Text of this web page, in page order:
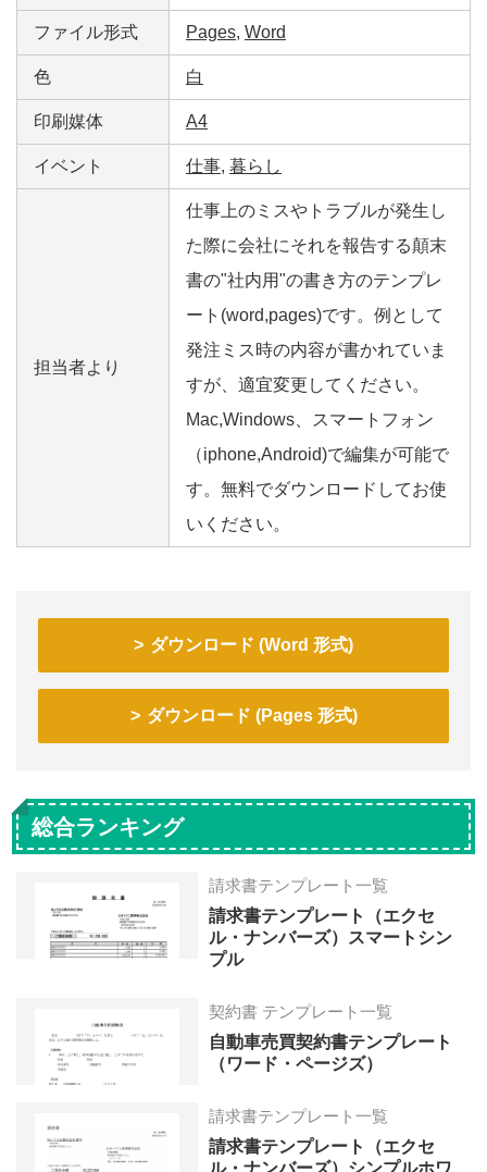
ファイル形式 Pages, Word
色 白
印刷媒体 A4
イベント 仕事, 暮らし
担当者より
仕事上のミスやトラブルが発生し
た際に会社にそれを報告する顛末
書の"社内用"の書き方のテンプレ
ート(word,pages)です。例として
発注ミス時の内容が書かれていま
すが、適宜変更してください。
Mac,Windows、スマートフォン
（iphone,Android)で編集が可能で
す。無料でダウンロードしてお使
いください。
ダウンロード (Word 形式)
ダウンロード (Pages 形式)
総合ランキング
請求書テンプレート一覧
請求書テンプレート（エクセ
ル・ナンバーズ）スマートシン
プル
契約書 テンプレート一覧
自動車売買契約書テンプレート
（ワード・ページズ）
請求書テンプレート一覧
請求書テンプレート（エクセ
ル・ナンバーズ）シンプルホワ